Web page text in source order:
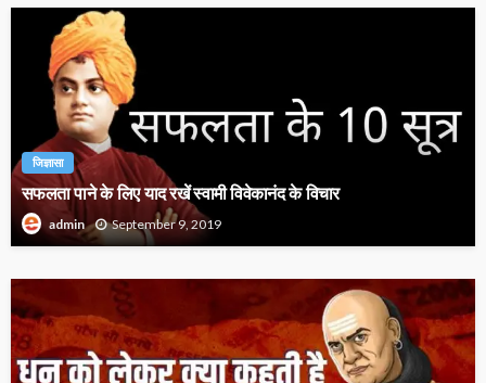
जिज्ञासा
सफलता पाने के लिए याद रखें स्वामी विवेकानंद के विचार
admin September 9, 2019